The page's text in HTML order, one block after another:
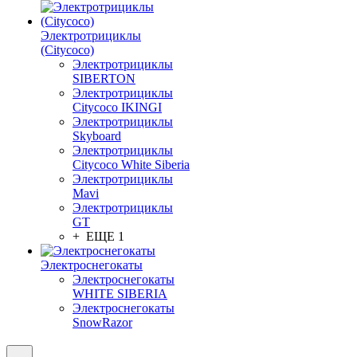
Электротрициклы
(Citycoco)
Электротрициклы
SIBERTON
Электротрициклы
Citycoco IKINGI
Электротрициклы
Skyboard
Электротрициклы
Citycoco White Siberia
Электротрициклы
Mavi
Электротрициклы
GT
+ ЕЩЕ 1
Электроснегокаты
Электроснегокаты
WHITE SIBERIA
Электроснегокаты
SnowRazor